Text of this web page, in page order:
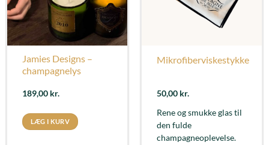
Jamies Designs –
champagnelys
189,00 kr.
LÆG I KURV
Mikrofiberviskestykke
50,00 kr.
Rene og smukke glas til
den fulde
champagneoplevelse.